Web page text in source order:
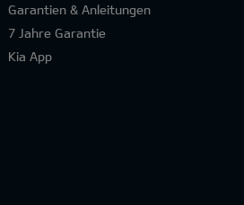
Garantien & Anleitungen
7 Jahre Garantie
Kia App